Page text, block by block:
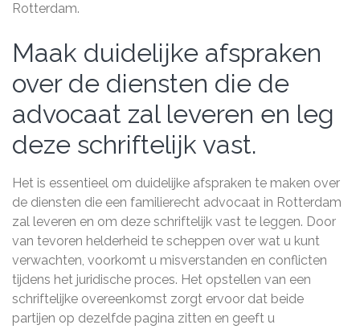
Rotterdam.
Maak duidelijke afspraken
over de diensten die de
advocaat zal leveren en leg
deze schriftelijk vast.
Het is essentieel om duidelijke afspraken te maken over
de diensten die een familierecht advocaat in Rotterdam
zal leveren en om deze schriftelijk vast te leggen. Door
van tevoren helderheid te scheppen over wat u kunt
verwachten, voorkomt u misverstanden en conflicten
tijdens het juridische proces. Het opstellen van een
schriftelijke overeenkomst zorgt ervoor dat beide
partijen op dezelfde pagina zitten en geeft u